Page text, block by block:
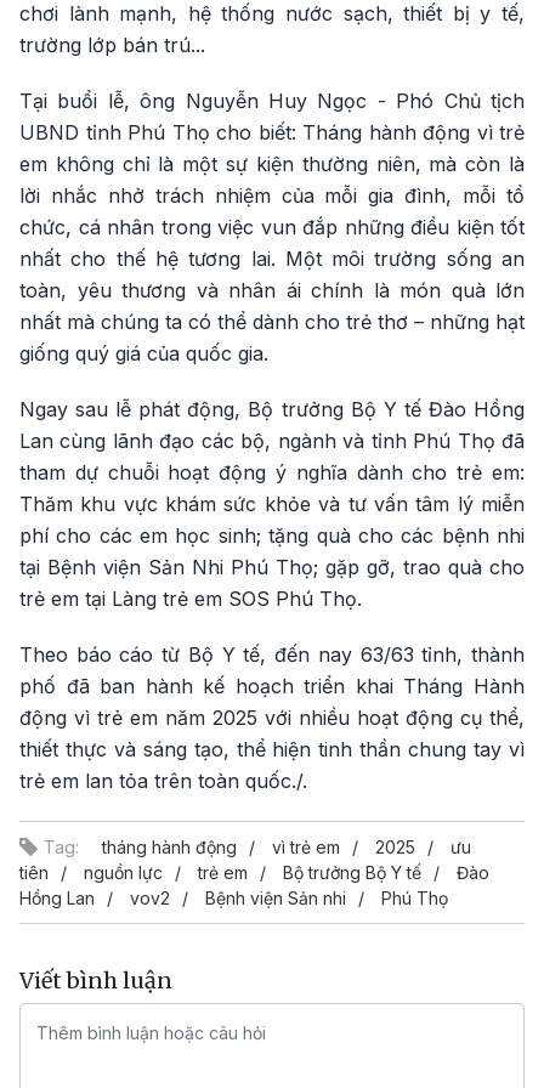
chơi lành mạnh, hệ thống nước sạch, thiết bị y tế,
trường lớp bán trú...
Tại buổi lễ, ông Nguyễn Huy Ngọc - Phó Chủ tịch
UBND tỉnh Phú Thọ cho biết: Tháng hành động vì trẻ
em không chỉ là một sự kiện thường niên, mà còn là
lời nhắc nhở trách nhiệm của mỗi gia đình, mỗi tổ
chức, cá nhân trong việc vun đắp những điều kiện tốt
nhất cho thế hệ tương lai. Một môi trường sống an
toàn, yêu thương và nhân ái chính là món quà lớn
nhất mà chúng ta có thể dành cho trẻ thơ – những hạt
giống quý giá của quốc gia.
Ngay sau lễ phát động, Bộ trưởng Bộ Y tế Đào Hồng
Lan cùng lãnh đạo các bộ, ngành và tỉnh Phú Thọ đã
tham dự chuỗi hoạt động ý nghĩa dành cho trẻ em:
Thăm khu vực khám sức khỏe và tư vấn tâm lý miễn
phí cho các em học sinh; tặng quà cho các bệnh nhi
tại Bệnh viện Sản Nhi Phú Thọ; gặp gỡ, trao quà cho
trẻ em tại Làng trẻ em SOS Phú Thọ.
Theo báo cáo từ Bộ Y tế, đến nay 63/63 tỉnh, thành
phố đã ban hành kế hoạch triển khai Tháng Hành
động vì trẻ em năm 2025 với nhiều hoạt động cụ thể,
thiết thực và sáng tạo, thể hiện tinh thần chung tay vì
trẻ em lan tỏa trên toàn quốc./.
Tag: tháng hành động vì trẻ em 2025
ưu
tiên
nguồn lực trẻ em Bộ trưởng Bộ Y tế
Đào
Hồng Lan
vov2 Bệnh viện Sản nhi Phú Thọ
Viết bình luận